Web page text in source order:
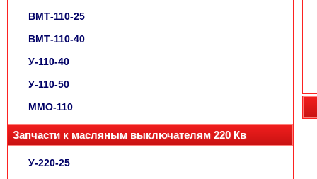
ВМТ-110-25
ВМТ-110-40
У-110-40
У-110-50
ММО-110
Запчасти к масляным выключателям 220 Кв
У-220-25